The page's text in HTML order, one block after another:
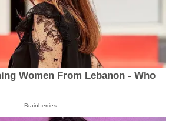
Women From Lebanon - Who
Brainberries